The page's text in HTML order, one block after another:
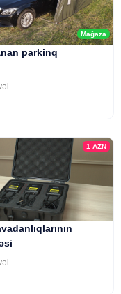
Mağaza
parkinq
1 AZN